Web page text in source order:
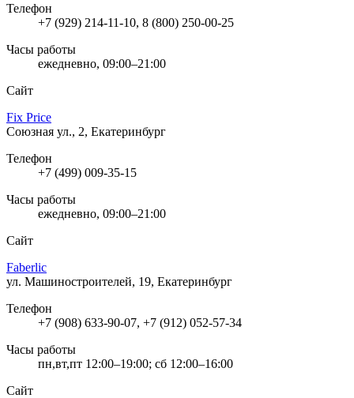
Телефон
+7 (929) 214-11-10, 8 (800) 250-00-25
Часы работы
ежедневно, 09:00–21:00
Сайт
Fix Price
Союзная ул., 2, Екатеринбург
Телефон
+7 (499) 009-35-15
Часы работы
ежедневно, 09:00–21:00
Сайт
Faberlic
ул. Машиностроителей, 19, Екатеринбург
Телефон
+7 (908) 633-90-07, +7 (912) 052-57-34
Часы работы
пн,вт,пт 12:00–19:00; сб 12:00–16:00
Сайт